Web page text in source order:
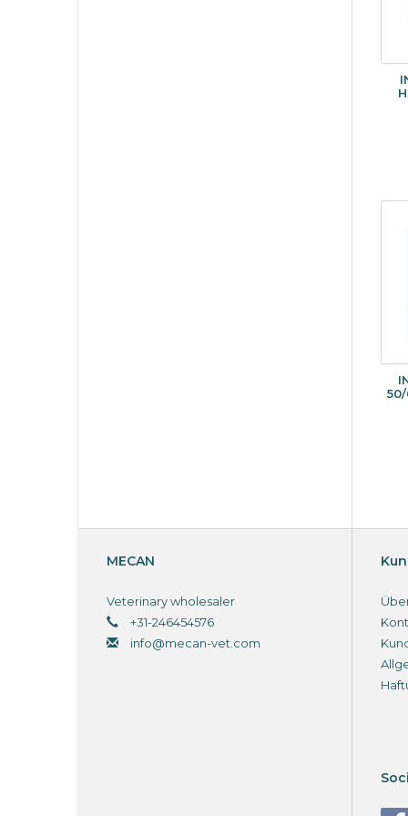
50/
MECAN
Veterinary wholesaler
+31-246454576
info@mecan-vet.com